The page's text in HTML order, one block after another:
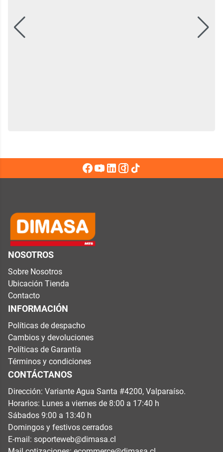
NOSOTROS
Sobre Nosotros
Ubicación Tienda
Contacto
INFORMACIÓN
Políticas de despacho
Cambios y devoluciones
Políticas de Garantía
Términos y condiciones
CONTÁCTANOS
Dirección: Variante Agua Santa #4200, Valparaíso.
Horarios: Lunes a viernes de 8:00 a 17:40 h
Sábados 9:00 a 13:40 h
Domingos y festivos cerrados
E-mail: soporteweb@dimasa.cl